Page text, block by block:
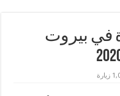
في بيروت